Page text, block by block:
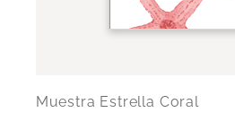
Muestra Estrella Coral